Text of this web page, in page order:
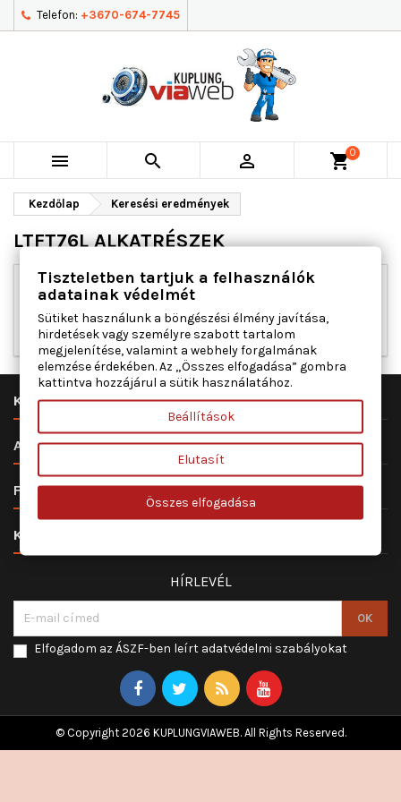
Telefon: +3670-674-7745
   shopping_cart0
Kezdőlap Keresési eredmények
LTFT76L ALKATRÉSZEK
Elnézést kérünk a kellemetlenségért!
Végezd el újra a keresést
KUPLUNG VIAWEB KFT. 
ALKATRÉSZ ÉS SZERVIZ 
FIÓKOD 
KAPCSOLAT
HÍRLEVÉL
Elfogadom az ÁSZF-ben leírt adatvédelmi szabályokat
© Copyright 2026 KUPLUNGVIAWEB. All Rights Reserved.
Tiszteletben tartjuk a felhasználók
adatainak védelmét
Sütiket használunk a böngészési élmény javítása,
hirdetések vagy személyre szabott tartalom
megjelenítése, valamint a webhely forgalmának
elemzése érdekében. Az „Összes elfogadása” gombra
kattintva hozzájárul a sütik használatához.
Beállítások
Elutasít
Összes elfogadása